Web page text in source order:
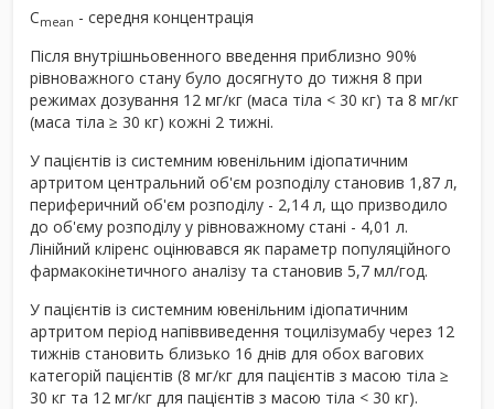
Cmean - середня концентрація
Після внутрішньовенного введення приблизно 90%
рівноважного стану було досягнуто до тижня 8 при
режимах дозування 12 мг/кг (маса тіла < 30 кг) та 8 мг/кг
(маса тіла ≥ 30 кг) кожні 2 тижні.
У пацієнтів із системним ювенільним ідіопатичним
артритом центральний об'єм розподілу становив 1,87 л,
периферичний об'єм розподілу - 2,14 л, що призводило
до об'єму розподілу у рівноважному стані - 4,01 л.
Лінійний кліренс оцінювався як параметр популяційного
фармакокінетичного аналізу та становив 5,7 мл/год.
У пацієнтів із системним ювенільним ідіопатичним
артритом період напіввиведення тоцилізумабу через 12
тижнів становить близько 16 днів для обох вагових
категорій пацієнтів (8 мг/кг для пацієнтів з масою тіла ≥
30 кг та 12 мг/кг для пацієнтів з масою тіла < 30 кг).